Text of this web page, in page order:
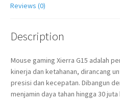
Reviews (0)
Description
Mouse gaming Xierra G15 adalah
kinerja dan ketahanan, dirancang
presisi dan kecepatan. Dibangun
menjamin daya tahan hingga 30